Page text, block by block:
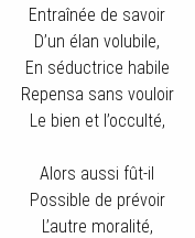
Entraînée de savoir
D’un élan volubile,
En séductrice habile
Repensa sans vouloir
Le bien et l’occulté,
Alors aussi fût-il
Possible de prévoir
L’autre moralité,